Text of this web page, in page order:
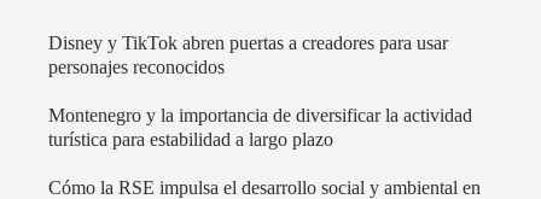
Disney y TikTok abren puertas a creadores para usar
personajes reconocidos
Montenegro y la importancia de diversificar la actividad
turística para estabilidad a largo plazo
Cómo la RSE impulsa el desarrollo social y ambiental en